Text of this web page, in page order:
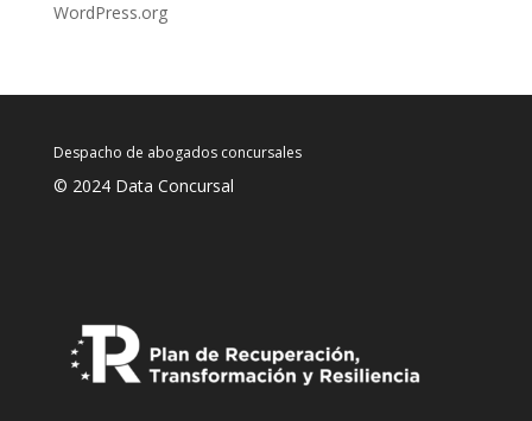
WordPress.org
Despacho de abogados concursales
© 2024 Data Concursal